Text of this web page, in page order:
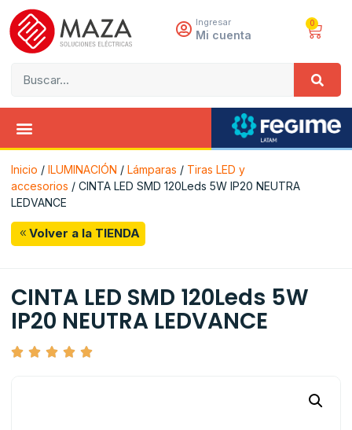
Ingresar
Mi cuenta
0
Inicio / ILUMINACIÓN / Lámparas / Tiras LED y
accesorios / CINTA LED SMD 120Leds 5W IP20 NEUTRA
LEDVANCE
Volver a la TIENDA
CINTA LED SMD 120Leds 5W
IP20 NEUTRA LEDVANCE